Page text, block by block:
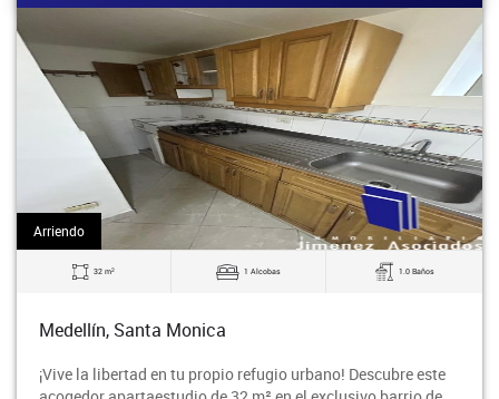
Arriendo
32 m2 1 Alcobas 1.0 Baños
Medellín, Santa Monica
¡Vive la libertad en tu propio refugio urbano! Descubre este